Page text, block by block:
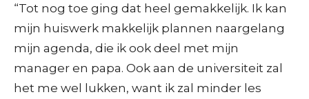
“Tot nog toe ging dat heel gemakkelijk. Ik kan
mijn huiswerk makkelijk plannen naargelang
mijn agenda, die ik ook deel met mijn
manager en papa. Ook aan de universiteit zal
het me wel lukken, want ik zal minder les